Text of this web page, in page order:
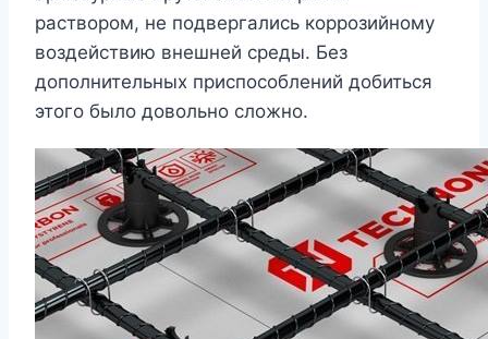
раствором, не подвергались коррозийному
воздействию внешней среды. Без
дополнительных приспособлений добиться
этого было довольно сложно.